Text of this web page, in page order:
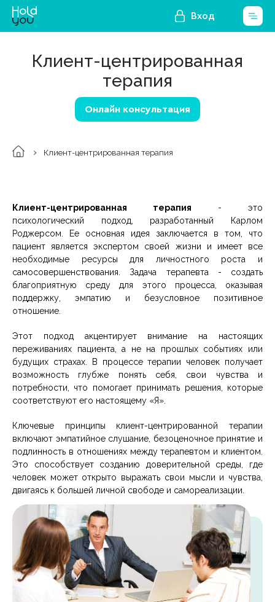
Вход
Клиент-центрированная
терапия
Онлайн консультация
Клиент-центрированная терапия
Клиент-центрированная терапия - это
психологический подход, разработанный Карлом
Роджерсом. Ее основная идея заключается в том, что
пациент является экспертом своей жизни и имеет все
необходимые ресурсы для личностного роста и
самосовершенствования. Задача терапевта - создать
благоприятную среду для этого процесса, оказывая
поддержку, эмпатию и безусловное позитивное
отношение.
Этот подход акцентирует внимание на настоящих
переживаниях пациента, а не на прошлых событиях или
будущих страхах. В процессе терапии человек получает
возможность глубже понять себя, свои чувства и
потребности, что помогает принимать решения, которые
соответствуют его настоящему «Я».
Ключевые принципы клиент-центрированной терапии
включают эмпатийное слушание, безоценочное принятие и
подлинность в отношениях между терапевтом и клиентом.
Это способствует созданию доверительной среды, где
человек может открыто выражать свои мысли и чувства,
двигаясь к большей личной свободе и самореализации.